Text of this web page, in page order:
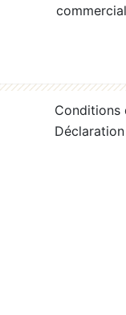
Conditions